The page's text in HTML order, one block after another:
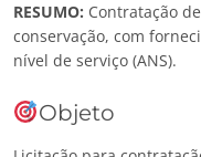
RESUMO: Contratação
conservação, com
nível de serviço (ANS).
Objeto